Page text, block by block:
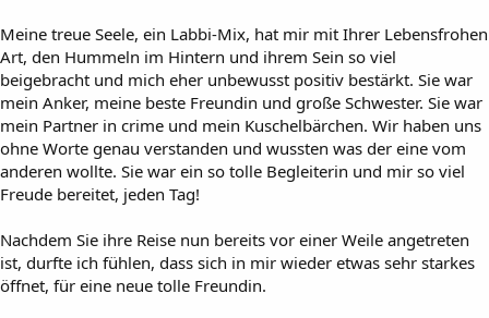
Meine treue Seele, ein Labbi-Mix, hat mir mit Ihrer Lebensfrohen
Art, den Hummeln im Hintern und ihrem Sein so viel
beigebracht und mich eher unbewusst positiv bestärkt. Sie war
mein Anker, meine beste Freundin und große Schwester. Sie war
mein Partner in crime und mein Kuschelbärchen. Wir haben uns
ohne Worte genau verstanden und wussten was der eine vom
anderen wollte. Sie war ein so tolle Begleiterin und mir so viel
Freude bereitet, jeden Tag!
Nachdem Sie ihre Reise nun bereits vor einer Weile angetreten
ist, durfte ich fühlen, dass sich in mir wieder etwas sehr starkes
öffnet, für eine neue tolle Freundin.